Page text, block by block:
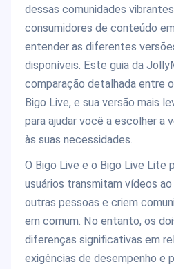
dessas comunidades
consumidores de conteúdo
entender as diferentes
disponíveis. Este guia da
comparação detalhada entre
Bigo Live, e sua versão mais
para ajudar você a escolher a
às suas necessidades.
O Bigo Live e o Bigo Live Lite
usuários transmitam vídeos
outras pessoas e criem
em comum. No entanto, os
diferenças significativas em
exigências de desempenho e